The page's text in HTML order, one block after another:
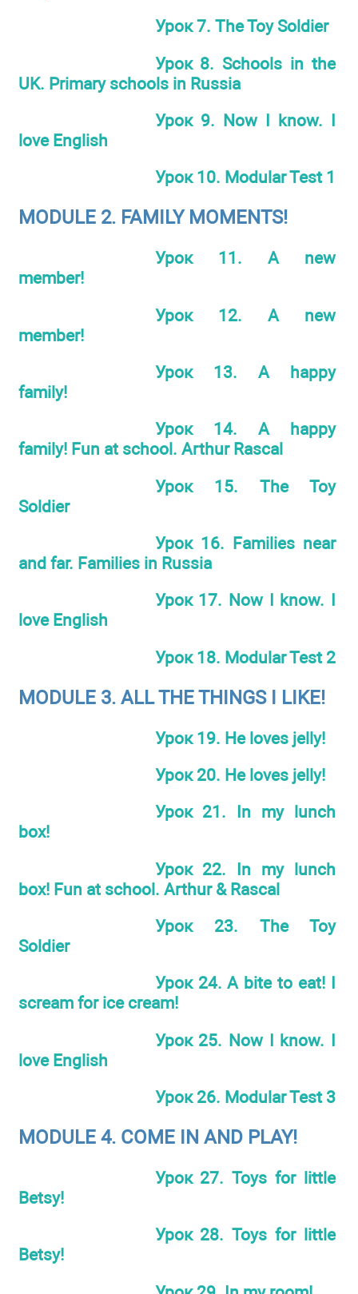
Урок 7. The Toy Soldier
Урок 8. Schools in the
UK. Primary schools in Russia
Урок 9. Now I know. I
love English
Урок 10. Modular Test 1
MODULE 2. FAMILY MOMENTS!
Урок 11. A new
member!
Урок 12. A new
member!
Урок 13. A happy
family!
Урок 14. A happy
family! Fun at school. Arthur Rascal
Урок 15. The Toy
Soldier
Урок 16. Families near
and far. Families in Russia
Урок 17. Now I know. I
love English
Урок 18. Modular Test 2
MODULE 3. ALL THE THINGS I LIKE!
Урок 19. Не loves jelly!
Урок 20. Не loves jelly!
Урок 21. In my lunch
box!
Урок 22. In my lunch
box! Fun at school. Arthur & Rascal
Урок 23. The Toy
Soldier
Урок 24. A bite to eat! I
scream for ice cream!
Урок 25. Now I know. I
love English
Урок 26. Modular Test 3
MODULE 4. СОМЕ IN AND PLAY!
Урок 27. Toys for little
Betsy!
Урок 28. Toys for little
Betsy!